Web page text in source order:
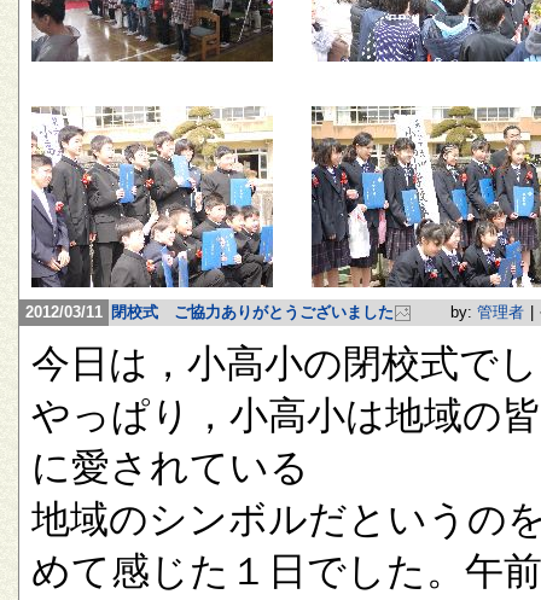
2012/03/11 閉校式 ご協力ありがとうございました by: 管理者
今日は，小高小の閉校式で
やっぱり，小高小は地域の
に愛されている
地域のシンボルだというの
めて感じた１日でした。午